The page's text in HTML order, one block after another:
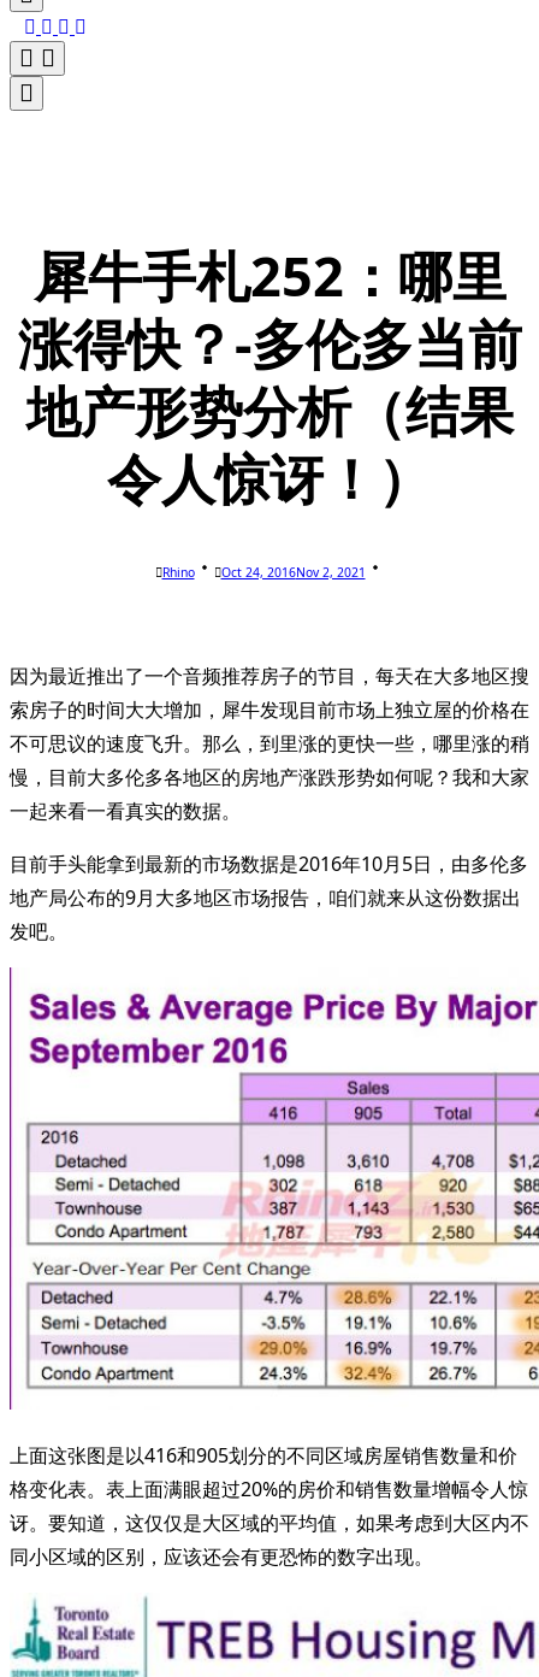
犀牛手札252：哪里
涨得快？-多伦多当前
地产形势分析（结果
令人惊讶！）
Rhino Oct 24, 2016Nov 2, 2021
因为最近推出了一个音频推荐房子的节目，每天在大多地区搜
索房子的时间大大增加，犀牛发现目前市场上独立屋的价格在
不可思议的速度飞升。那么，到里涨的更快一些，哪里涨的稍
慢，目前大多伦多各地区的房地产涨跌形势如何呢？我和大家
一起来看一看真实的数据。
目前手头能拿到最新的市场数据是2016年10月5日，由多伦多
地产局公布的9月大多地区市场报告，咱们就来从这份数据出
发吧。
上面这张图是以416和905划分的不同区域房屋销售数量和价
格变化表。表上面满眼超过20%的房价和销售数量增幅令人惊
讶。要知道，这仅仅是大区域的平均值，如果考虑到大区内不
同小区域的区别，应该还会有更恐怖的数字出现。